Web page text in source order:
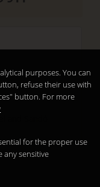
purposes. You can
refuse their use with
button. For more
for the proper use
any sensitive